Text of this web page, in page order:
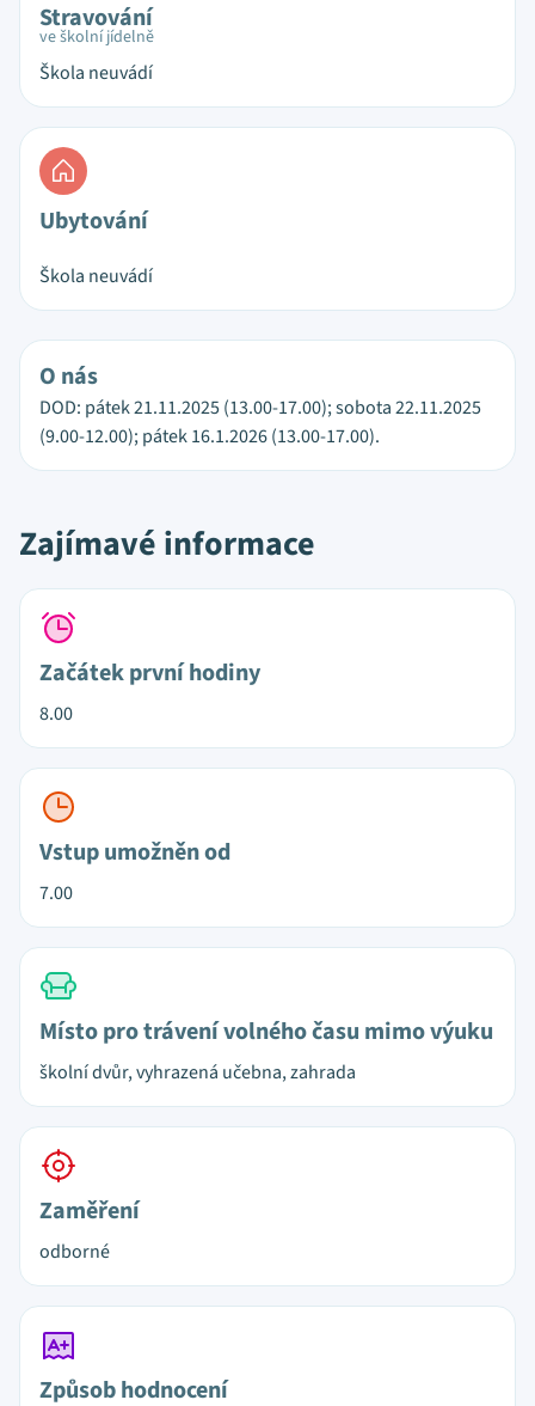
Stravování
ve školní jídelně
Škola neuvádí
Ubytování
Škola neuvádí
O nás
DOD: pátek 21.11.2025 (13.00-17.00); sobota 22.11.2025
(9.00-12.00); pátek 16.1.2026 (13.00-17.00).
Zajímavé informace
Začátek první hodiny
8.00
Vstup umožněn od
7.00
Místo pro trávení volného času mimo výuku
školní dvůr, vyhrazená učebna, zahrada
Zaměření
odborné
Způsob hodnocení